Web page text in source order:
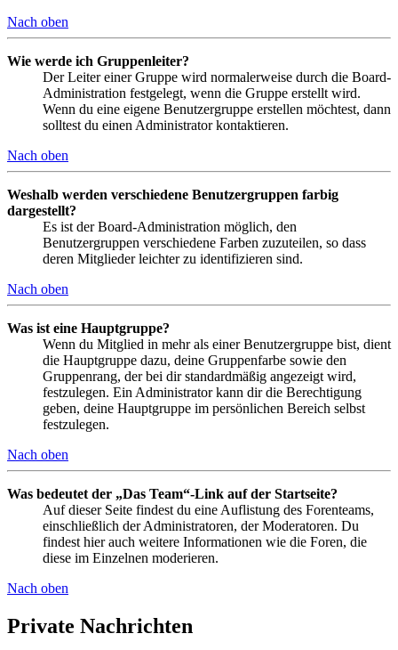
Nach oben
Wie werde ich Gruppenleiter?
Der Leiter einer Gruppe wird normalerweise durch die Board-
Administration festgelegt, wenn die Gruppe erstellt wird.
Wenn du eine eigene Benutzergruppe erstellen möchtest, dann
solltest du einen Administrator kontaktieren.
Nach oben
Weshalb werden verschiedene Benutzergruppen farbig
dargestellt?
Es ist der Board-Administration möglich, den
Benutzergruppen verschiedene Farben zuzuteilen, so dass
deren Mitglieder leichter zu identifizieren sind.
Nach oben
Was ist eine Hauptgruppe?
Wenn du Mitglied in mehr als einer Benutzergruppe bist, dient
die Hauptgruppe dazu, deine Gruppenfarbe sowie den
Gruppenrang, der bei dir standardmäßig angezeigt wird,
festzulegen. Ein Administrator kann dir die Berechtigung
geben, deine Hauptgruppe im persönlichen Bereich selbst
festzulegen.
Nach oben
Was bedeutet der „Das Team“-Link auf der Startseite?
Auf dieser Seite findest du eine Auflistung des Forenteams,
einschließlich der Administratoren, der Moderatoren. Du
findest hier auch weitere Informationen wie die Foren, die
diese im Einzelnen moderieren.
Nach oben
Private Nachrichten